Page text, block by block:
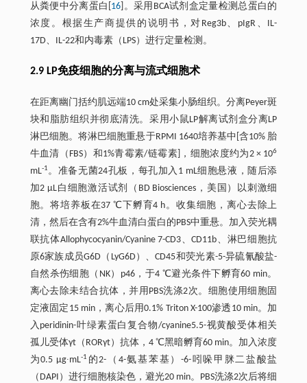
从粪便中分离蛋白[ 16 ]。采用BCA试剂盒定量检测总蛋白的
浓度。根据生产商提供的说明书，对Reg3b、pIgR、IL-
17D、IL-22和内毒素（LPS）进行定量检测。
2.9 LP免疫细胞的分离与流式细胞术
在距离幽门括约肌远端10 cm处采集小肠组织。分离Peyer斑
块和脂肪组织并彻底清洗。采用小鼠LP解离试剂盒分离LP
淋巴细胞。将淋巴细胞重悬于RPMI 1640培养基中[含10% 胎
牛血清（FBS）和1%青霉素/链霉素]，细胞浓度约为2 × 106
mL-1。准备无菌24孔板，每孔加入1 mL细胞悬液，随后添
加2 μL白细胞激活试剂（BD Biosciences，美国）以刺激细
胞。将培养板在37 ℃下孵育4 h。收集细胞，离心去除上
清，然后在含有2%牛血清白蛋白的PBS中重悬。加入荧光耦
联抗体Allophycocyanin/Cyanine 7-CD3、CD11b、淋巴细胞抗
原6家族成员G6D（LyG6D）、CD45和荧光素-5-异硫氰酸盐-
自然杀伤细胞（NK）p46，于4 ℃避光条件下孵育60 min。
离心去除未结合抗体，并用PBS洗涤2次。细胞使用细胞固
定液固定15 min，离心后用0.1% Triton X-100渗透10 min。加
入peridinin-叶绿素蛋白复合物/cyanine5.5-视黄酸受体相关
孤儿受体γt（RORγt）抗体，4 ℃黑暗孵育60 min。加入浓度
为0.5 μg∙mL-1 的2-（4-氨基苯基）-6-吲哚甲脒二盐酸盐
（DAPI）进行细胞核染色，避光20 min。PBS洗涤2次后将细